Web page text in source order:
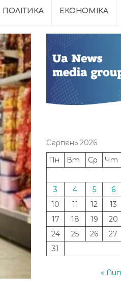
ПОЛІТИКА ЕКОНОМІКА
Серпень 2026
Пн
Вт Ср Чт
3
4 5 6
10
11 12 13
17
18 19 20
24
25 26 27
31
« Лип